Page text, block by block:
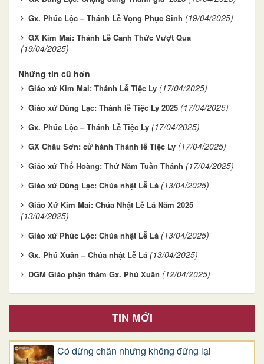
Gx. Phúc Lộc – Thánh Lễ Vọng Phục Sinh (19/04/2025)
GX Kim Mai: Thánh Lễ Canh Thức Vượt Qua
(19/04/2025)
Những tin cũ hơn
Giáo xứ Kim Mai: Thánh Lễ Tiệc Ly (17/04/2025)
Giáo xứ Dũng Lạc: Thánh lễ Tiệc Ly 2025 (17/04/2025)
Gx. Phúc Lộc – Thánh Lễ Tiệc Ly (17/04/2025)
GX Châu Sơn: cử hành Thánh lễ Tiệc Ly (17/04/2025)
Giáo xứ Thổ Hoàng: Thứ Năm Tuần Thánh (17/04/2025)
Giáo xứ Dũng Lạc: Chúa nhật Lễ Lá (13/04/2025)
Giáo Xứ Kim Mai: Chúa Nhật Lễ Lá Năm 2025
(13/04/2025)
Giáo xứ Phúc Lộc: Chúa nhật Lễ Lá (13/04/2025)
Gx. Phú Xuân – Chúa nhật Lễ Lá (13/04/2025)
ĐGM Giáo phận thăm Gx. Phú Xuân (12/04/2025)
TIN MỚI
Có dừng chân nhưng không đứng lại